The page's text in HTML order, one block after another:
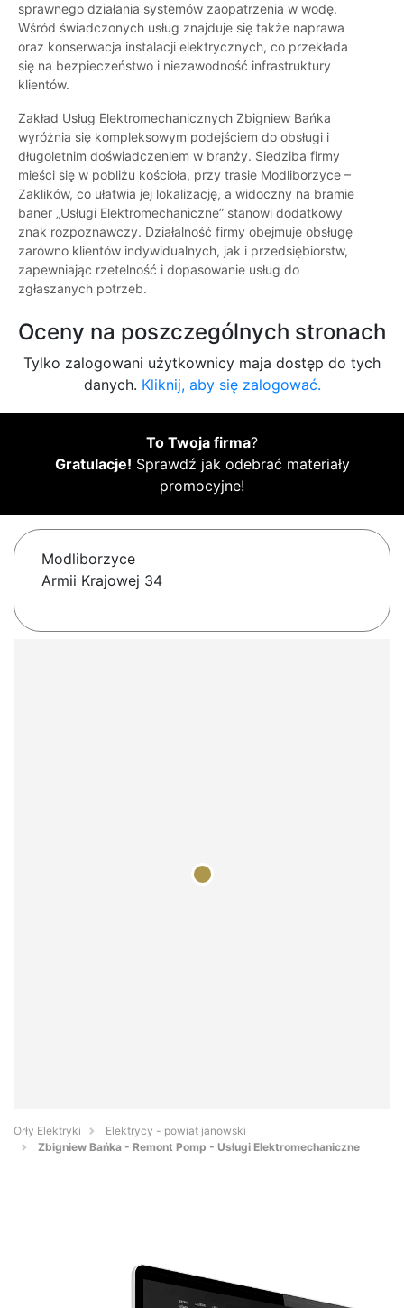
sprawnego działania systemów zaopatrzenia w wodę.
Wśród świadczonych usług znajduje się także naprawa
oraz konserwacja instalacji elektrycznych, co przekłada
się na bezpieczeństwo i niezawodność infrastruktury
klientów.
Zakład Usług Elektromechanicznych Zbigniew Bańka
wyróżnia się kompleksowym podejściem do obsługi i
długoletnim doświadczeniem w branży. Siedziba firmy
mieści się w pobliżu kościoła, przy trasie Modliborzyce –
Zaklików, co ułatwia jej lokalizację, a widoczny na bramie
baner „Usługi Elektromechaniczne” stanowi dodatkowy
znak rozpoznawczy. Działalność firmy obejmuje obsługę
zarówno klientów indywidualnych, jak i przedsiębiorstw,
zapewniając rzetelność i dopasowanie usług do
zgłaszanych potrzeb.
Oceny na poszczególnych stronach
Tylko zalogowani użytkownicy maja dostęp do tych
danych. Kliknij, aby się zalogować.
To Twoja firma?
Gratulacje! Sprawdź jak odebrać materiały
promocyjne!
Modliborzyce
Armii Krajowej 34
Orły Elektryki
Elektrycy - powiat janowski
Zbigniew Bańka - Remont Pomp - Usługi Elektromechaniczne